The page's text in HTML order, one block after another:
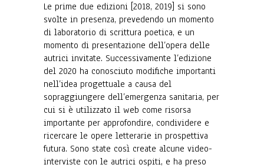
Le prime due edizioni [2018, 2019] si sono
svolte in presenza, prevedendo un momento
di laboratorio di scrittura poetica, e un
momento di presentazione dell’opera delle
autrici invitate. Successivamente l’edizione
del 2020 ha conosciuto modifiche importanti
nell’idea progettuale a causa del
sopraggiungere dell’emergenza sanitaria, per
cui si è utilizzato il web come risorsa
importante per approfondire, condividere e
ricercare le opere letterarie in prospettiva
futura. Sono state così create alcune video-
interviste con le autrici ospiti, e ha preso